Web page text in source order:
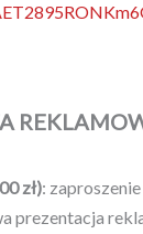
zł):
prezentacja